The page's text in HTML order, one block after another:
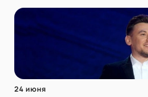
24 июня